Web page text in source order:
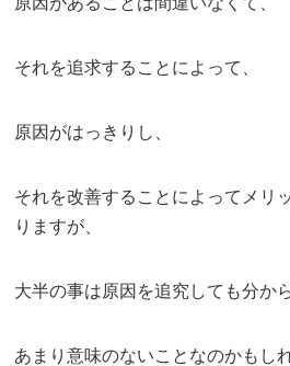
それを追求することによって、
原因がはっきりし、
それを改善することによってメリ
りますが、
大半の事は原因を追究しても分か
あまり意味のないことなのかもし